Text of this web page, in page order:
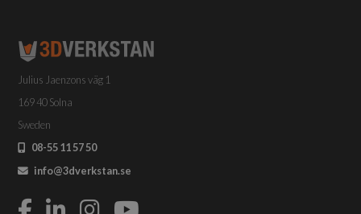
kan
på
produktsidan
Julius Jaenzons väg 1
169 40 Solna
Sweden
08-55 11 57 50
info@3dverkstan.se